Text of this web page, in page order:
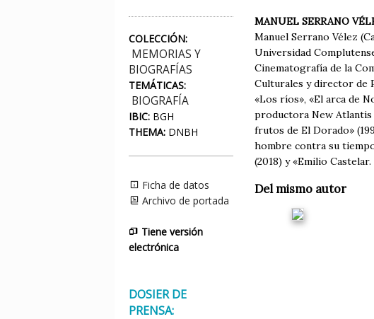
COLECCIÓN:
MEMORIAS Y
BIOGRAFÍAS
TEMÁTICAS:
BIOGRAFÍA
IBIC: BGH
THEMA: DNBH
Ficha de datos
Archivo de portada
Tiene versión
electrónica
DOSIER DE
PRENSA:
MANUEL SERRANO
Manuel Serrano Vélez
Universidad
Cinematografía de la
Culturales y director de
«Los ríos», «El arca de
productora New Atlantis
frutos de El Dorado»
hombre contra su
(2018) y «Emilio
Del mismo autor